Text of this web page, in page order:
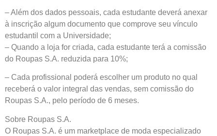
– Além dos dados pessoais, cada estudante deverá anexar
à inscrição algum documento que comprove seu vínculo
estudantil com a Universidade;
– Quando a loja for criada, cada estudante terá a comissão
do Roupas S.A. reduzida para 10%;
– Cada profissional poderá escolher um produto no qual
receberá o valor integral das vendas, sem comissão do
Roupas S.A., pelo período de 6 meses.
Sobre Roupas S.A.
O Roupas S.A. é um marketplace de moda especializado